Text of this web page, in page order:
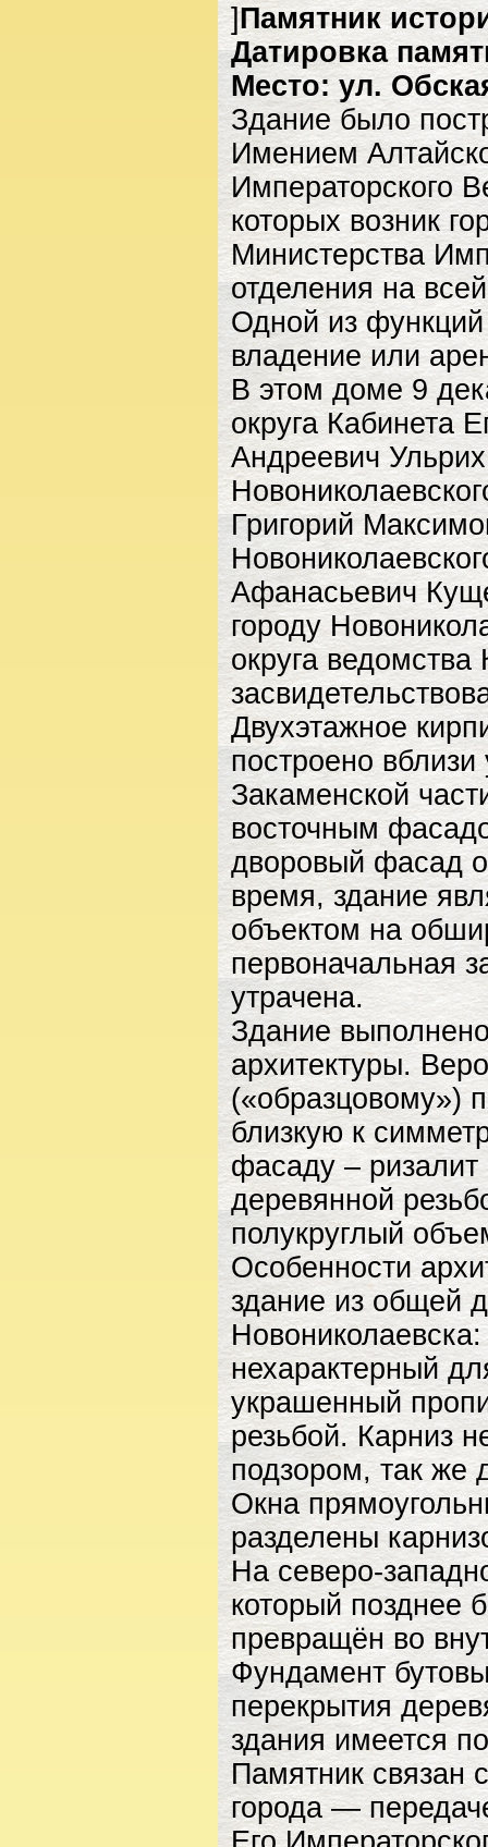
]Памятник
Датировка
Место: ул.
Здание было
Имением
Императорского
которых возник
Министерства
отделения на
Одной из
владение или
В этом доме 9
округа Кабинета
Андреевич
Григорий
Афанасьевич
городу
округа
Двухэтажное
построено
Закаменской
восточным
дворовый фасад
время, здание
объектом на
первоначальная
утрачена.
Здание
архитектуры.
(«образцовому»)
близкую к
фасаду –
деревянной
полукруглый
Особенности
здание из общей
нехарактерный
украшенный
резьбой. Карниз
подзором, так же
Окна
разделены
На северо-
который позднее
превращён во
Фундамент
перекрытия
здания имеется
Памятник связан
города —